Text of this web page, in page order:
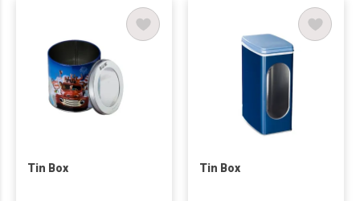
Tin Box Tin Box